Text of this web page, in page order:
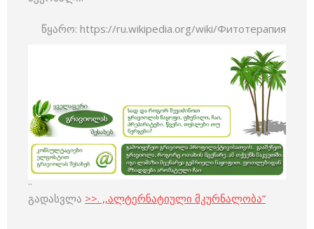
წყარო: https://ru.wikipedia.org/wiki/Фитотерапия
..
გადასვლა >>. ,,ალტერნატიული მკურნალობა”